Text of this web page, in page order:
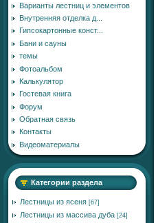
Варианты лестниц и элементов
Внутренняя отделка д...
Гипсокартонные конст...
Бани и сауны
темы
Фотоальбом
Калькулятор
Гостевая книга
Форум
Обратная связь
Контакты
Видеоматериалы
Категории раздела
Лестницы из ясеня [67]
Лестницы из массива дуба [24]